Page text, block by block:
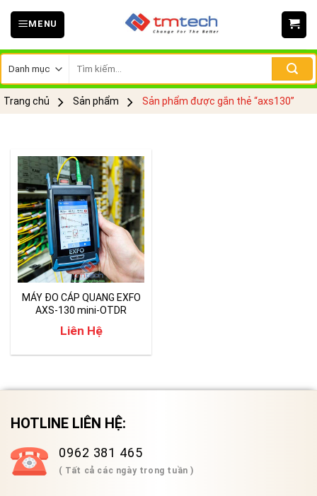
Skip
MENU
kiếm:
Trang chủ Sản phẩm Sản phẩm được gắn thẻ “axs130”
MÁY ĐO CÁP QUANG EXFO
AXS-130 mini-OTDR
Liên Hệ
HOTLINE LIÊN HỆ:
0962 381 465
( Tất cả các ngày trong tuần )